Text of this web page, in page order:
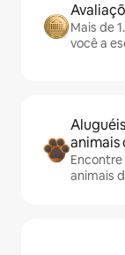
Mais de
você a
animais
animais